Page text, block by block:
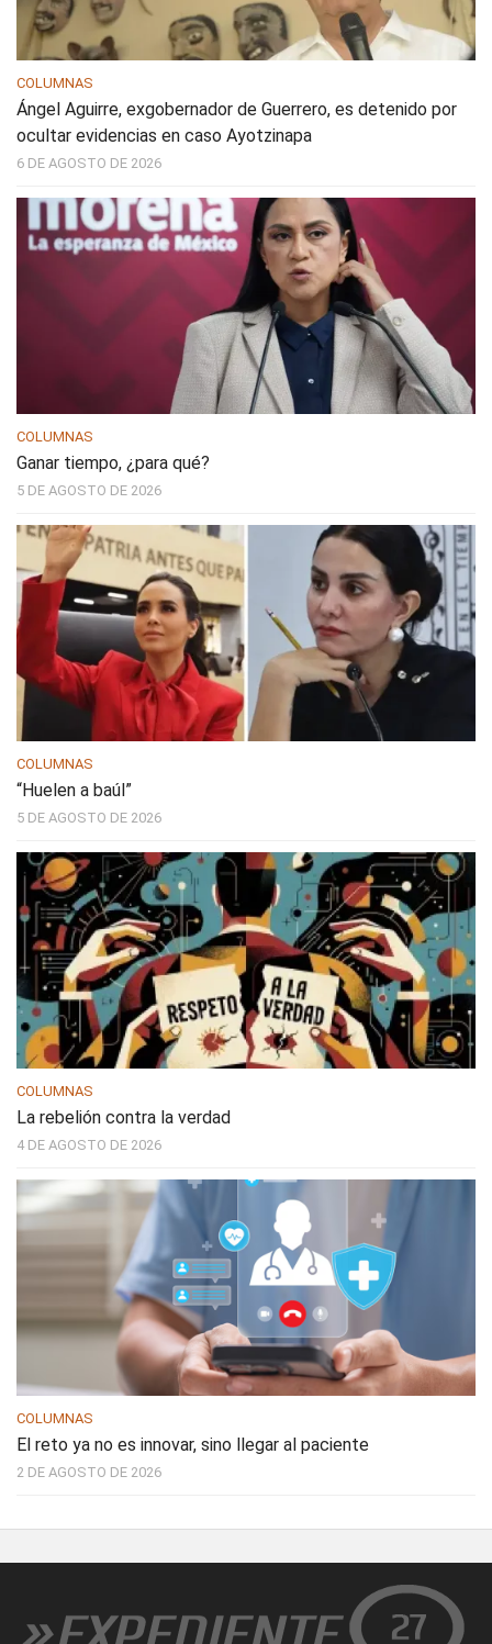
COLUMNAS
Ángel Aguirre, exgobernador de Guerrero, es detenido por
ocultar evidencias en caso Ayotzinapa
6 DE AGOSTO DE 2026
COLUMNAS
Ganar tiempo, ¿para qué?
5 DE AGOSTO DE 2026
COLUMNAS
“Huelen a baúl”
5 DE AGOSTO DE 2026
COLUMNAS
La rebelión contra la verdad
4 DE AGOSTO DE 2026
COLUMNAS
El reto ya no es innovar, sino llegar al paciente
2 DE AGOSTO DE 2026